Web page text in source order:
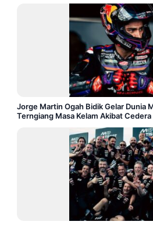
Jorge Martin Ogah Bidik Gelar Dunia
Terngiang Masa Kelam Akibat Cedera